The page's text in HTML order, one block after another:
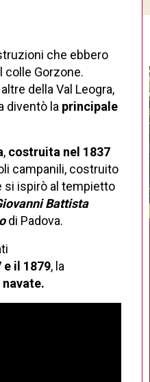
che ebbero
Gorzone.
della Val Leogra,
diventò la principale
, costruita nel 1837
campanili, costruito
si ispirò al tempietto
Battista
di Padova.
e il 1879, la